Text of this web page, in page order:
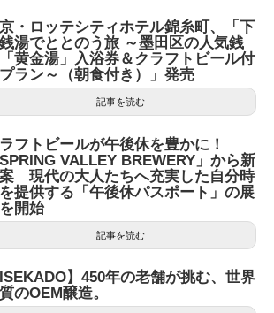
・ロッテシティホテル錦糸町、「下
湯でととのう旅 ～墨田区の人気銭
黄金湯」入浴券＆クラフトビール付
ラン～（朝食付き）」発売
記事を読む
フトビールが午後休を豊かに！
SPRING VALLEY BREWERY」から新
現代の大人たちへ充実した自分時
提供する「午後休パスポート」の展
開始
記事を読む
ISEKADO】450年の老舗が挑む、世界
のOEM醸造。